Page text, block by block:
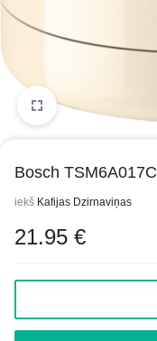
Bosch TSM6A017C
iekš Kafijas Dzirnaviņas
21.95 €